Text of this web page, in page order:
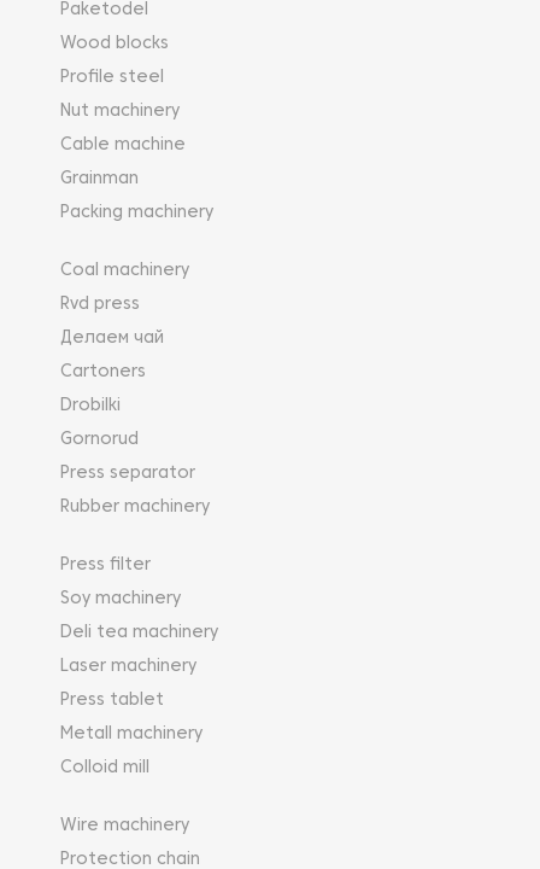
Paketodel
Wood blocks
Profile steel
Nut machinery
Cable machine
Grainman
Packing machinery
Coal machinery
Rvd press
Делаем чай
Cartoners
Drobilki
Gornorud
Press separator
Rubber machinery
Press filter
Soy machinery
Deli tea machinery
Laser machinery
Press tablet
Metall machinery
Colloid mill
Wire machinery
Protection chain